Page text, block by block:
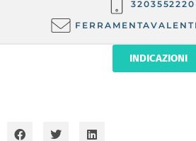
3203552220
INDICAZIONI